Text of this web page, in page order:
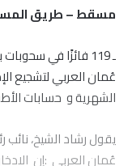
مسقط – طريق
ـ 119 فائزًا في
عُمان العربي لتشجيع
الشهرية و حسابات
يقول رشاد الشيخ، نائب
عُمان العربي :إن